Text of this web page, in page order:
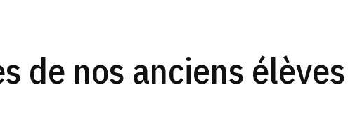
de nos anciens élèves